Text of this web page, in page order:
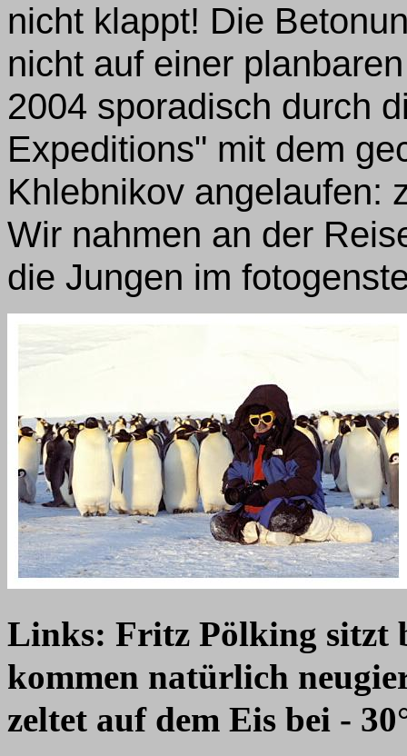
nicht klappt! Die
nicht auf einer
2004 sporadisch durch
Expeditions" mit dem
Khlebnikov angelaufen:
Wir nahmen an der
die Jungen im
Links: Fritz Pölking sitzt
kommen natürlich
zeltet auf dem Eis bei -